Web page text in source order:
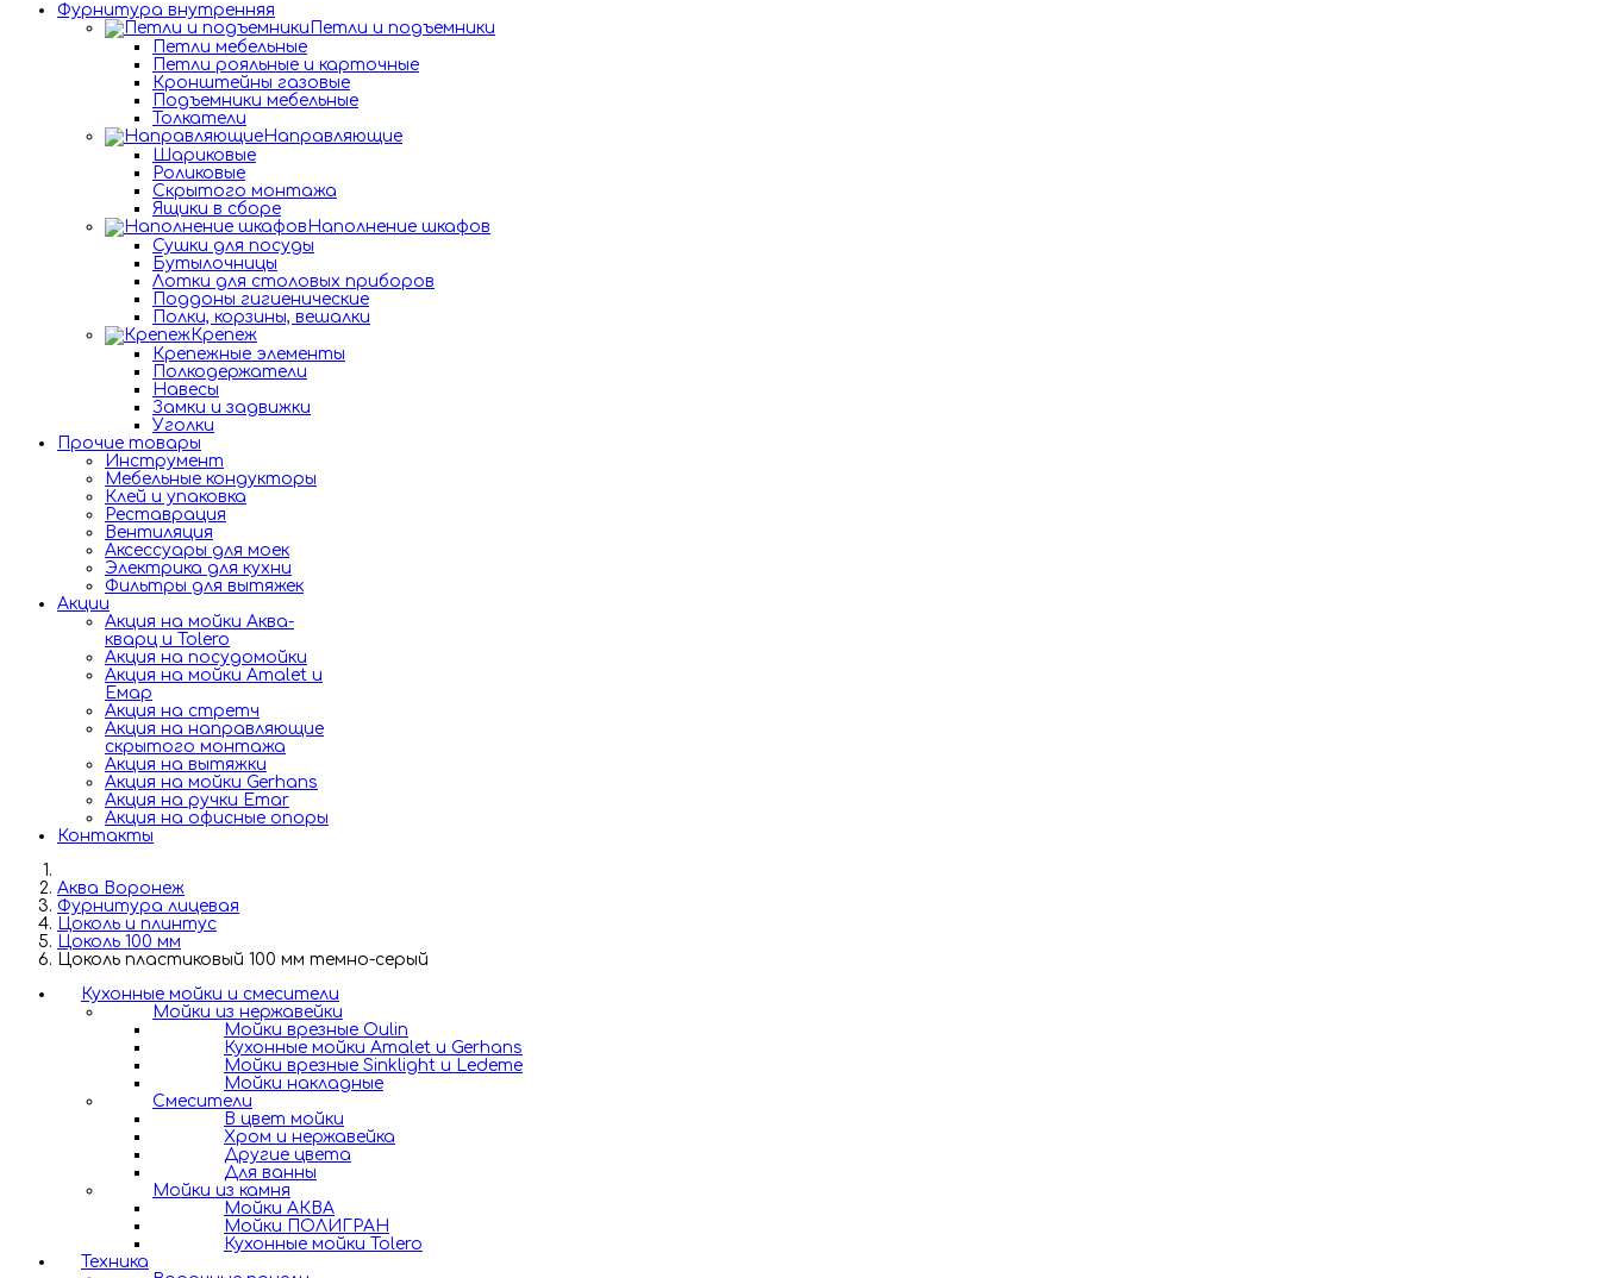
Фурнитура внутренняя
Петли и подъемники
Петли мебельные
Петли рояльные и карточные
Кронштейны газовые
Подъемники мебельные
Толкатели
Направляющие
Шариковые
Роликовые
Скрытого монтажа
Ящики в сборе
Наполнение шкафов
Сушки для посуды
Бутылочницы
Лотки для столовых приборов
Поддоны гигиенические
Полки, корзины, вешалки
Крепеж
Крепежные элементы
Полкодержатели
Навесы
Замки и задвижки
Уголки
Прочие товары
Инструмент
Мебельные кондукторы
Клей и упаковка
Реставрация
Вентиляция
Аксессуары для моек
Электрика для кухни
Фильтры для вытяжек
Акции
Акция на мойки Аква-
кварц и Tolero
Акция на посудомойки
Акция на мойки Amalet и
Емар
Акция на стретч
Акция на направляющие
скрытого монтажа
Акция на вытяжки
Акция на мойки Gerhans
Акция на ручки Emar
Акция на офисные опоры
Контакты
Аква Воронеж
Фурнитура лицевая
Цоколь и плинтус
Цоколь 100 мм
Цоколь пластиковый 100 мм темно-серый
Кухонные мойки и смесители
Мойки из нержавейки
Мойки врезные Oulin
Кухонные мойки Amalet и Gerhans
Мойки врезные Sinklight и Ledeme
Мойки накладные
Смесители
В цвет мойки
Хром и нержавейка
Другие цвета
Для ванны
Мойки из камня
Мойки АКВА
Мойки ПОЛИГРАН
Кухонные мойки Tolero
Техника